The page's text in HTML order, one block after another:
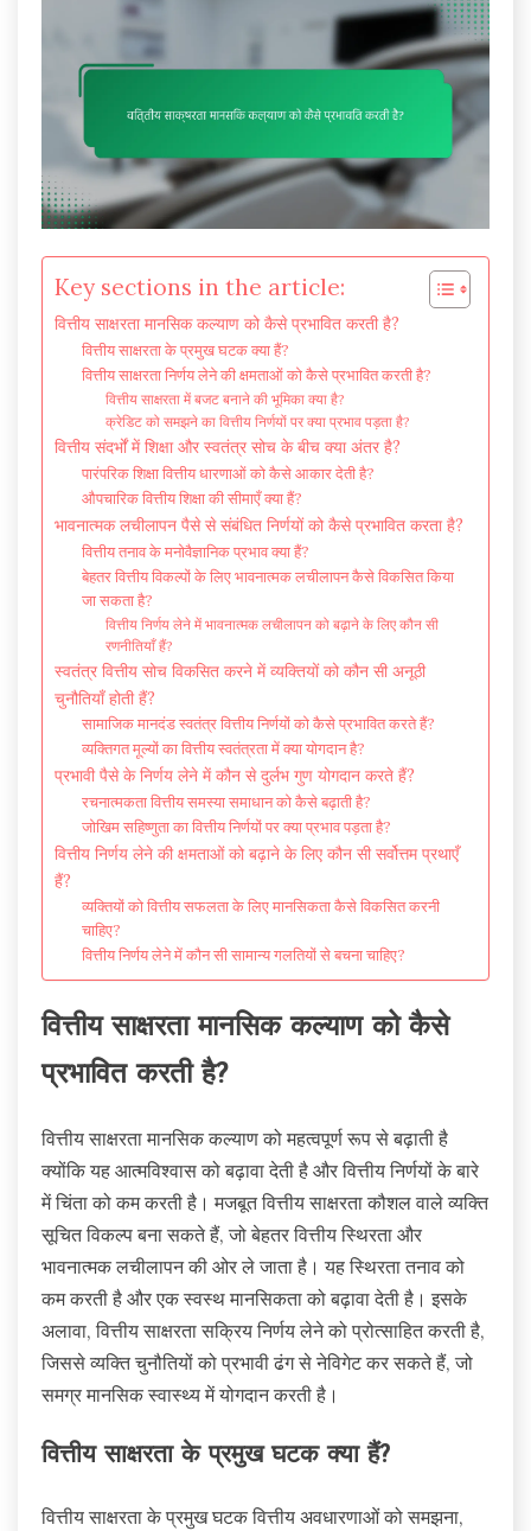
Key sections in the article:
वित्तीय साक्षरता मानसिक कल्याण को कैसे प्रभावित करती है?
वित्तीय साक्षरता के प्रमुख घटक क्या हैं?
वित्तीय साक्षरता निर्णय लेने की क्षमताओं को कैसे प्रभावित करती है?
वित्तीय साक्षरता में बजट बनाने की भूमिका क्या है?
क्रेडिट को समझने का वित्तीय निर्णयों पर क्या प्रभाव पड़ता है?
वित्तीय संदर्भों में शिक्षा और स्वतंत्र सोच के बीच क्या अंतर है?
पारंपरिक शिक्षा वित्तीय धारणाओं को कैसे आकार देती है?
औपचारिक वित्तीय शिक्षा की सीमाएँ क्या हैं?
भावनात्मक लचीलापन पैसे से संबंधित निर्णयों को कैसे प्रभावित करता है?
वित्तीय तनाव के मनोवैज्ञानिक प्रभाव क्या हैं?
बेहतर वित्तीय विकल्पों के लिए भावनात्मक लचीलापन कैसे विकसित किया
जा सकता है?
वित्तीय निर्णय लेने में भावनात्मक लचीलापन को बढ़ाने के लिए कौन सी
रणनीतियाँ हैं?
स्वतंत्र वित्तीय सोच विकसित करने में व्यक्तियों को कौन सी अनूठी
चुनौतियाँ होती हैं?
सामाजिक मानदंड स्वतंत्र वित्तीय निर्णयों को कैसे प्रभावित करते हैं?
व्यक्तिगत मूल्यों का वित्तीय स्वतंत्रता में क्या योगदान है?
प्रभावी पैसे के निर्णय लेने में कौन से दुर्लभ गुण योगदान करते हैं?
रचनात्मकता वित्तीय समस्या समाधान को कैसे बढ़ाती है?
जोखिम सहिष्णुता का वित्तीय निर्णयों पर क्या प्रभाव पड़ता है?
वित्तीय निर्णय लेने की क्षमताओं को बढ़ाने के लिए कौन सी सर्वोत्तम प्रथाएँ
हैं?
व्यक्तियों को वित्तीय सफलता के लिए मानसिकता कैसे विकसित करनी
चाहिए?
वित्तीय निर्णय लेने में कौन सी सामान्य गलतियों से बचना चाहिए?
वित्तीय साक्षरता मानसिक कल्याण को कैसे
प्रभावित करती है?
वित्तीय साक्षरता मानसिक कल्याण को महत्वपूर्ण रूप से बढ़ाती है
क्योंकि यह आत्मविश्वास को बढ़ावा देती है और वित्तीय निर्णयों के बारे
में चिंता को कम करती है। मजबूत वित्तीय साक्षरता कौशल वाले व्यक्ति
सूचित विकल्प बना सकते हैं, जो बेहतर वित्तीय स्थिरता और
भावनात्मक लचीलापन की ओर ले जाता है। यह स्थिरता तनाव को
कम करती है और एक स्वस्थ मानसिकता को बढ़ावा देती है। इसके
अलावा, वित्तीय साक्षरता सक्रिय निर्णय लेने को प्रोत्साहित करती है,
जिससे व्यक्ति चुनौतियों को प्रभावी ढंग से नेविगेट कर सकते हैं, जो
समग्र मानसिक स्वास्थ्य में योगदान करती है।
वित्तीय साक्षरता के प्रमुख घटक क्या हैं?
वित्तीय साक्षरता के प्रमुख घटक वित्तीय अवधारणाओं को समझना,